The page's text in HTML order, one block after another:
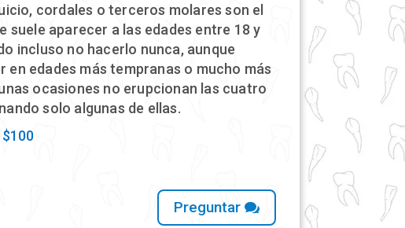
cordales o terceros molares son el
suele aparecer a las edades entre 18 y
incluso no hacerlo nunca, aunque
en edades más tempranas o mucho más
ocasiones no erupcionan las cuatro
solo algunas de ellas.
Preguntar